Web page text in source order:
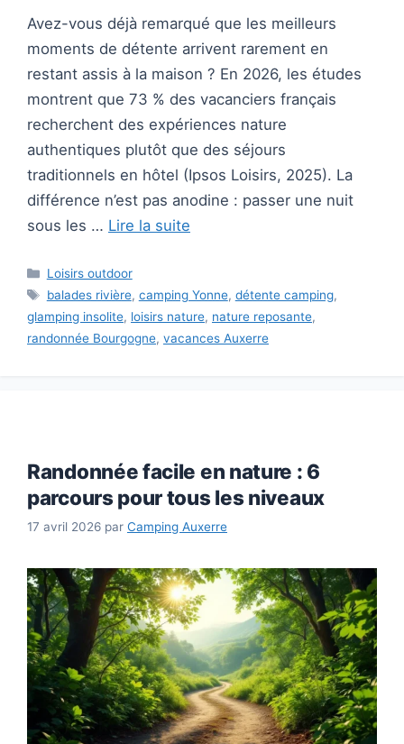
Avez-vous déjà remarqué que les meilleurs
moments de détente arrivent rarement en
restant assis à la maison ? En 2026, les études
montrent que 73 % des vacanciers français
recherchent des expériences nature
authentiques plutôt que des séjours
traditionnels en hôtel (Ipsos Loisirs, 2025). La
différence n’est pas anodine : passer une nuit
sous les … Lire la suite
Catégories
Loisirs outdoor
Étiquettes
balades rivière, camping Yonne, détente camping,
glamping insolite, loisirs nature, nature reposante,
randonnée Bourgogne, vacances Auxerre
Randonnée facile en nature : 6
parcours pour tous les niveaux
17 avril 2026 par Camping Auxerre